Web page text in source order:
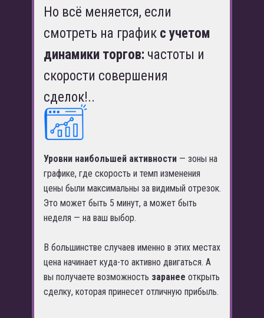
Уровни наибольшей активности — зоны на
графике, где скорость и темп изменения
цены были максимальны за видимый отрезок.
Это может быть 5 минут, а может быть
неделя — на ваш выбор.
В большинстве случаев именно в этих местах
цена начинает куда-то активно двигаться. А
вы получаете возможность заранее открыть
сделку, которая принесет отличную прибыль.
Но всё меняется, если
смотреть на график с учетом
динамики торгов: частоты и
скорости совершения
сделок!..